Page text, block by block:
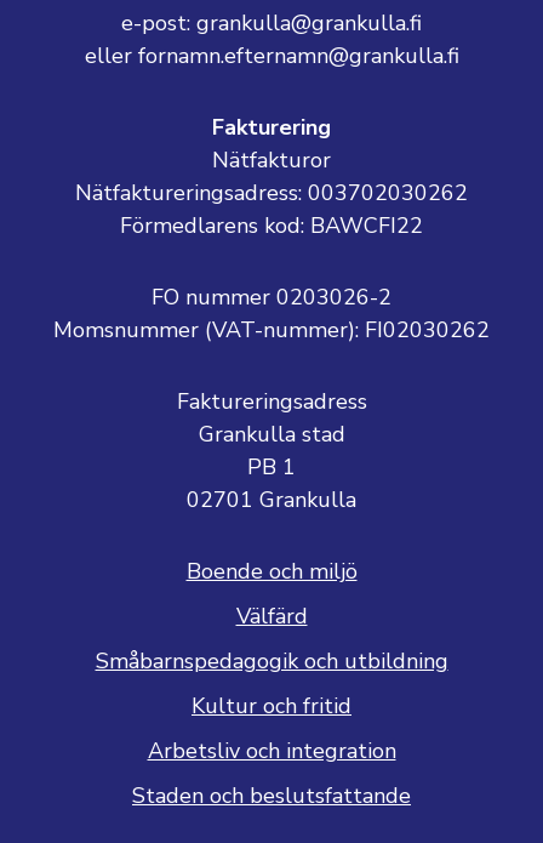
e-post: grankulla@grankulla.fi
eller fornamn.efternamn@grankulla.fi
Fakturering
Nätfakturor
Nätfaktureringsadress: 003702030262
Förmedlarens kod: BAWCFI22
FO nummer 0203026-2
Momsnummer (VAT-nummer): FI02030262
Faktureringsadress
Grankulla stad
PB 1
02701 Grankulla
Boende och miljö
Välfärd
Småbarnspedagogik och utbildning
Kultur och fritid
Arbetsliv och integration
Staden och beslutsfattande